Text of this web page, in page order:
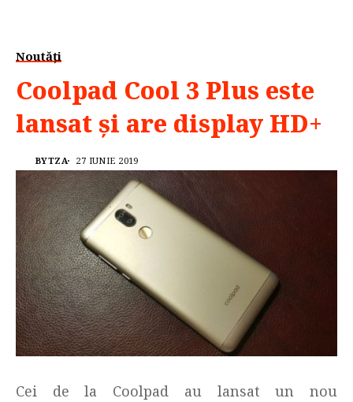
Noutăți
Coolpad Cool 3 Plus este
lansat și are display HD+
BYTZA 27 IUNIE 2019
Cei de la Coolpad au lansat un nou